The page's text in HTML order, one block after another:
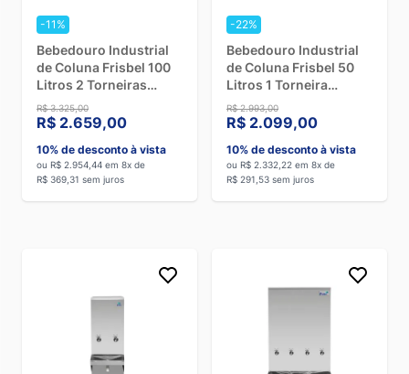
-11%
Bebedouro Industrial
de Coluna Frisbel 100
Litros 2 Torneiras
Geladas e 1 Natural
Inox - 220V
R$ 3.325,00
R$ 2.659,00
10% de desconto à vista
ou R$ 2.954,44 em 8x de
R$ 369,31 sem juros
-22%
Bebedouro Industrial
de Coluna Frisbel 50
Litros 1 Torneira
Gelada e 1 Natural Inox
- 110V
R$ 2.993,00
R$ 2.099,00
10% de desconto à vista
ou R$ 2.332,22 em 8x de
R$ 291,53 sem juros